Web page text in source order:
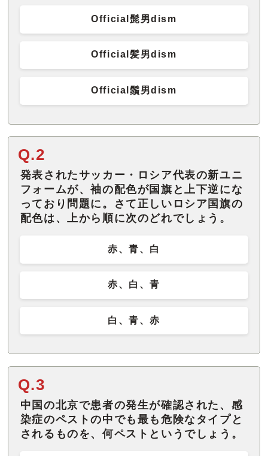
Official髭男dism
Official髪男dism
Official鬚男dism
Q.2
発表されたサッカー・ロシア代表の新ユニ
フォームが、袖の配色が国旗と上下逆にな
っており問題に。さて正しいロシア国旗の
配色は、上から順に次のどれでしょう。
赤、青、白
赤、白、青
白、青、赤
Q.3
中国の北京で患者の発生が確認された、感
染症のペストの中でも最も危険なタイプと
されるものを、何ペストというでしょう。